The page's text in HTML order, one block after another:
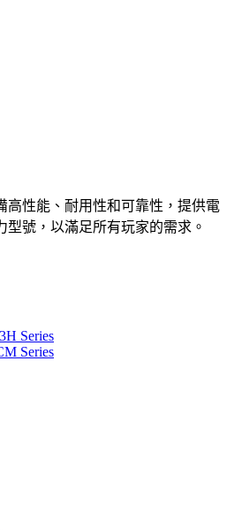
高性能、耐用性和可靠性，提供電
型號，以滿足所有玩家的需求。
Series
Series